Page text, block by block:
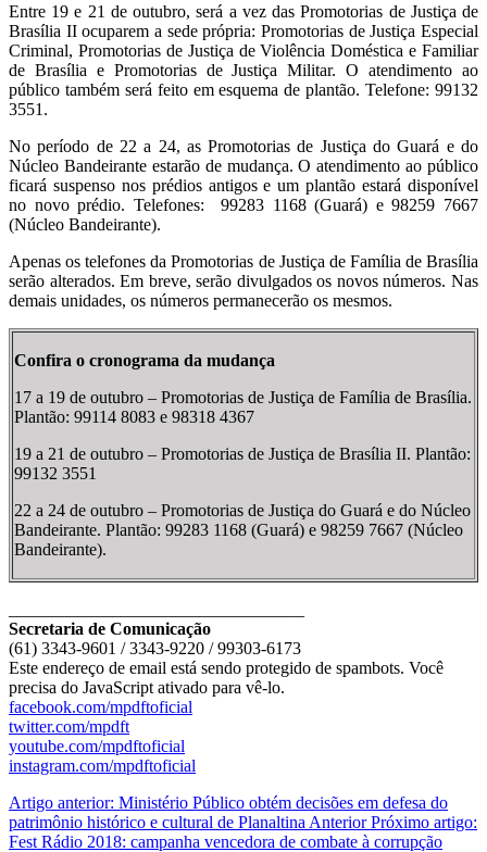
Entre 19 e 21 de outubro, será a vez das Promotorias de Justiça de
Brasília II ocuparem a sede própria: Promotorias de Justiça Especial
Criminal, Promotorias de Justiça de Violência Doméstica e Familiar
de Brasília e Promotorias de Justiça Militar. O atendimento ao
público também será feito em esquema de plantão. Telefone: 99132
3551.
No período de 22 a 24, as Promotorias de Justiça do Guará e do
Núcleo Bandeirante estarão de mudança. O atendimento ao público
ficará suspenso nos prédios antigos e um plantão estará disponível
no novo prédio. Telefones: 99283 1168 (Guará) e 98259 7667
(Núcleo Bandeirante).
Apenas os telefones da Promotorias de Justiça de Família de Brasília
serão alterados. Em breve, serão divulgados os novos números. Nas
demais unidades, os números permanecerão os mesmos.
Confira o cronograma da mudança
17 a 19 de outubro – Promotorias de Justiça de Família de Brasília.
Plantão: 99114 8083 e 98318 4367
19 a 21 de outubro – Promotorias de Justiça de Brasília II. Plantão:
99132 3551
22 a 24 de outubro – Promotorias de Justiça do Guará e do Núcleo
Bandeirante. Plantão: 99283 1168 (Guará) e 98259 7667 (Núcleo
Bandeirante).
Secretaria de Comunicação
(61) 3343-9601 / 3343-9220 / 99303-6173
Este endereço de email está sendo protegido de spambots. Você
precisa do JavaScript ativado para vê-lo.
facebook.com/mpdftoficial
twitter.com/mpdft
youtube.com/mpdftoficial
instagram.com/mpdftoficial
Artigo anterior: Ministério Público obtém decisões em defesa do
patrimônio histórico e cultural de Planaltina Anterior Próximo artigo:
Fest Rádio 2018: campanha vencedora de combate à corrupção